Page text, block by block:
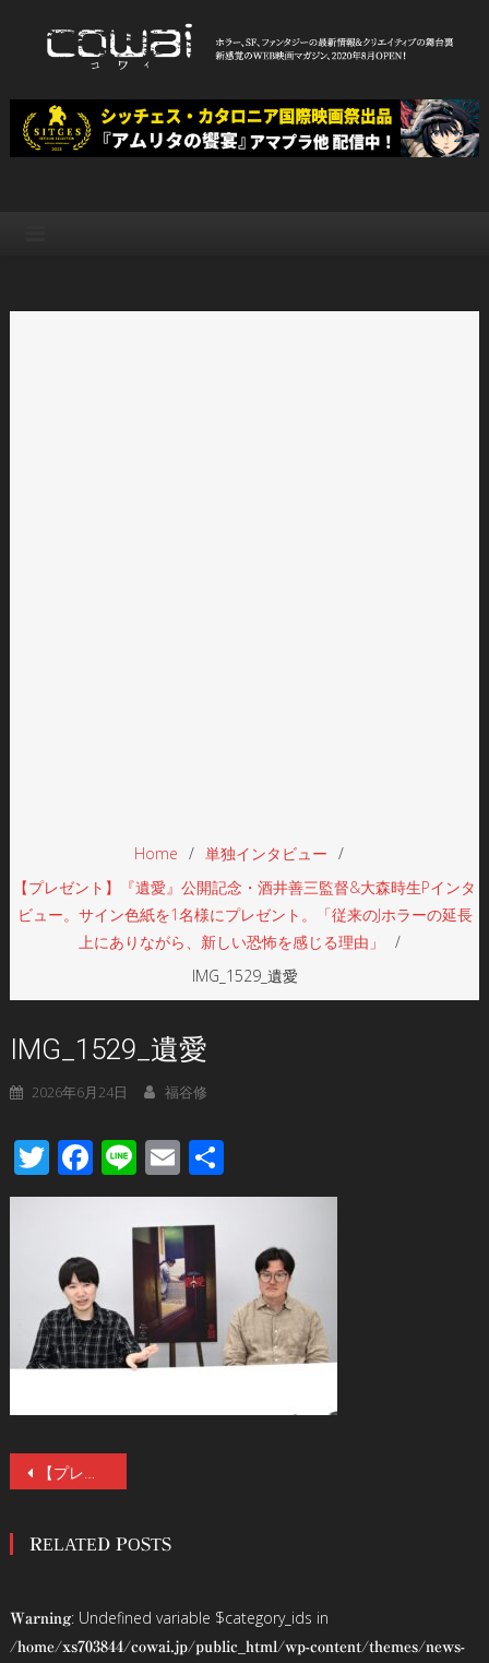
WEB映画マガジン「cowai コ
ワイ」
Home
単独インタビュー
【プレゼント】『遺愛』公開記念・酒井善三監督&大森時生Pインタ
ビュー。サイン色紙を1名様にプレゼント。「従来のJホラーの延長
上にありながら、新しい恐怖を感じる理由」
IMG_1529_遺愛
IMG_1529_遺愛
2026年6月24日 福谷修
TwitterFacebook
LineEmail
有
投
ナ
ゲ
【プレゼント】『遺愛』公開記念・酒井善三監督&大森時生Pインタビュー。サイン色紙を1名様にプレゼント。「従来のJホラーの延長上にありながら、新しい恐怖を感じる理由」
RELATED POSTS
Warning: Undefined variable $category_ids in
/home/xs703844/cowai.jp/public_html/wp-content/themes/news-